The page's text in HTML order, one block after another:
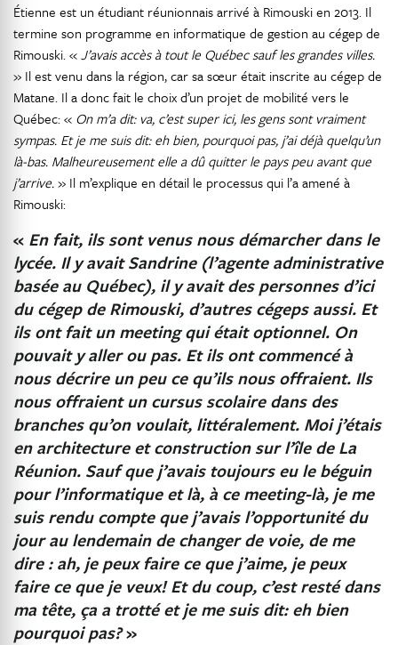
Étienne est un étudiant réunionnais arrivé à Rimouski en 2013. Il
termine son programme en informatique de gestion au cégep de
Rimouski. «J’avais accès à tout le Québec sauf les grandes villes.
» Il est venu dans la région, car sa sœur était inscrite au cégep de
Matane. Il a donc fait le choix d’un projet de mobilité vers le
Québec: « On m’a dit: va, c’est super ici, les gens sont vraiment
sympas. Et je me suis dit: eh bien, pourquoi pas, j’ai déjà quelqu’un
là-bas. Malheureusement elle a dû quitter le pays peu avant que
j’arrive.» Il m’explique en détail le processus qui l’a amené à
Rimouski:
« En fait, ils sont venus nous démarcher dans le
lycée. Il y avait Sandrine (l’agente administrative
basée au Québec), il y avait des personnes d’ici
du cégep de Rimouski, d’autres cégeps aussi. Et
ils ont fait un meeting qui était optionnel. On
pouvait y aller ou pas. Et ils ont commencé à
nous décrire un peu ce qu’ils nous offraient. Ils
nous offraient un cursus scolaire dans des
branches qu’on voulait, littéralement. Moi j’étais
en architecture et construction sur l’île de La
Réunion. Sauf que j’avais toujours eu le béguin
pour l’informatique et là, à ce meeting-là, je me
suis rendu compte que j’avais l’opportunité du
jour au lendemain de changer de voie, de me
dire : ah, je peux faire ce que j’aime, je peux
faire ce que je veux! Et du coup, c’est resté dans
ma tête, ça a trotté et je me suis dit: eh bien
pourquoi pas?»